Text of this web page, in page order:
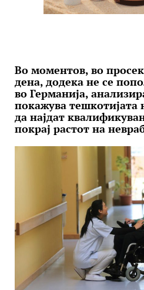
Во моментов, во
дена, додека не се
во Германија,
покажува тешкотијата
да најдат
покрај растот на